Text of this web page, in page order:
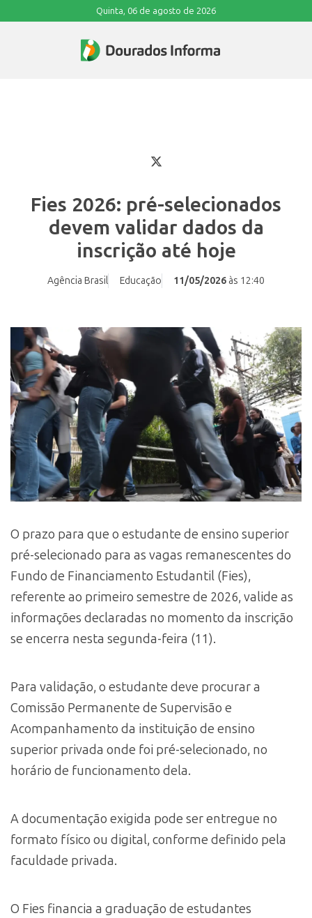
Quinta, 06 de agosto de 2026
Fies 2026: pré-selecionados
devem validar dados da
inscrição até hoje
Agência Brasil Educação 11/05/2026 às 12:40
O prazo para que o estudante de ensino superior
pré-selecionado para as vagas remanescentes do
Fundo de Financiamento Estudantil (Fies),
referente ao primeiro semestre de 2026, valide as
informações declaradas no momento da inscrição
se encerra nesta segunda-feira (11).
Para validação, o estudante deve procurar a
Comissão Permanente de Supervisão e
Acompanhamento da instituição de ensino
superior privada onde foi pré-selecionado, no
horário de funcionamento dela.
A documentação exigida pode ser entregue no
formato físico ou digital, conforme definido pela
faculdade privada.
O Fies financia a graduação de estudantes